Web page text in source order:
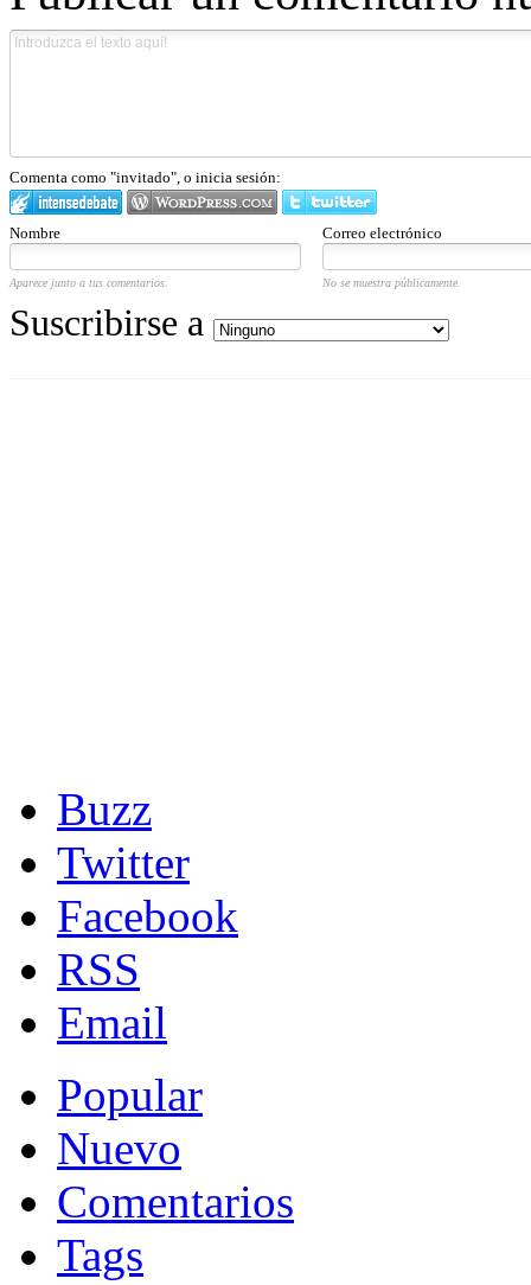
Comenta como "invitado", o inicia sesión:
Nombre Correo electrónico
Aparece junto a tus comentarios. No se muestra públicamente.
Suscribirse a
Buzz
Twitter
Facebook
RSS
Email
Popular
Nuevo
Comentarios
Tags